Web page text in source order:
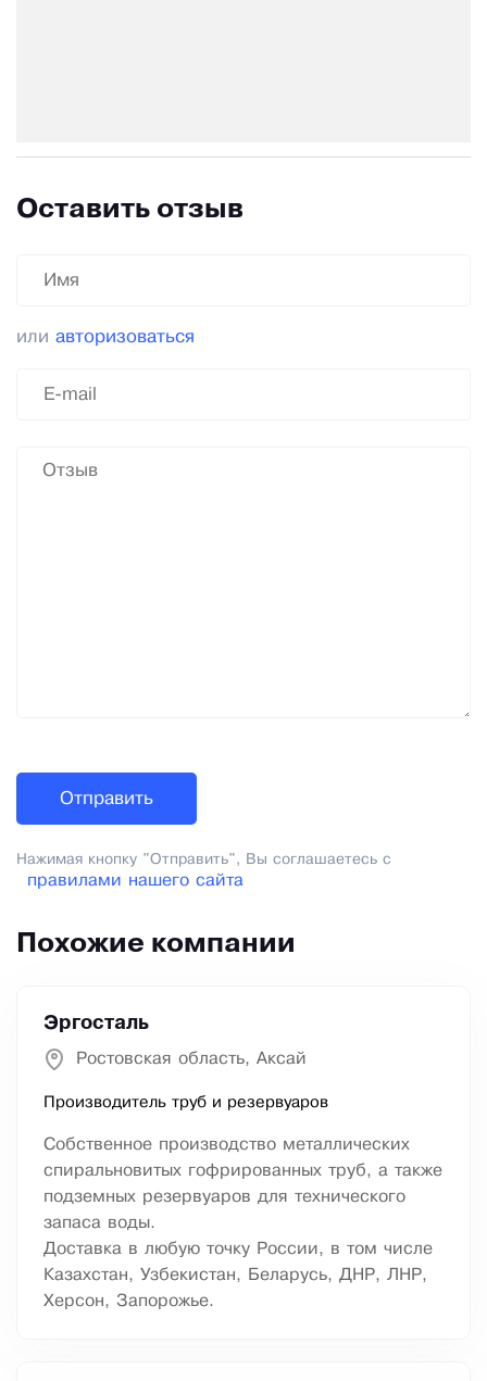
Оставить отзыв
или авторизоваться
Нажимая кнопку "Отправить", Вы соглашаетесь с
правилами нашего сайта
Похожие компании
Эргосталь
Ростовская область, Аксай
Производитель труб и резервуаров
Собственное производство металлических
спиральновитых гофрированных труб, а также
подземных резервуаров для технического
запаса воды.
Доставка в любую точку России, в том числе
Казахстан, Узбекистан, Беларусь, ДНР, ЛНР,
Херсон, Запорожье.